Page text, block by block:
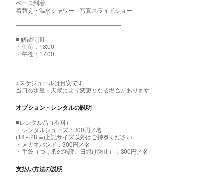
ベース到着
着替え・温水シャワー・写真スライドショー
――――――――――――――――――
■ 解散時間
・午前：13:00
・午後：17:00
――――――――――――――――――
※スケジュールは目安です
当日の水量・天候により変更となる場合があります
オプション・レンタルの説明
■レンタル品（有料）
・レンタルシューズ：300円／名
(18～28㎝)上記サイズ以外はご持参ください。
・メガネバンド：300円／名
・手袋（つけ爪の防護、日焼け防止）：300円／名
支払い方法の説明